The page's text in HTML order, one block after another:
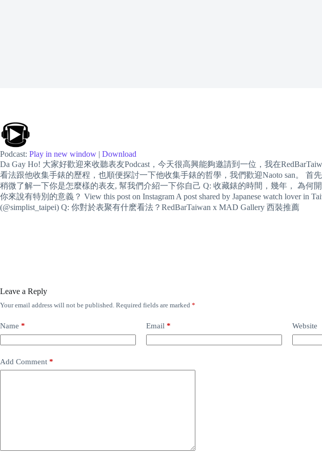
Podcast: Play in new window | Download
Da Gay Ho! 大家好歡迎來收聽表友Podcast，今天很高興能夠邀請到一位，我在
看法跟他收集手錶的歷程，也順便探討一下他收集手錶的哲學，我們歡迎Naoto san。 首
稍微了解一下你是怎麼樣的表友, 幫我們介紹一下你自己 Q: 收藏錶的時間，幾年， 為
你來說有特別的意義？ View this post on Instagram A post shared by Japanese watch lover in
(@simplist_taipei) Q: 你對於表聚有什麽看法？RedBarTaiwan x MAD Gallery 西裝推薦
Leave a Reply
Your email address will not be published. Required fields are marked *
Name * Email * Website
Add Comment *